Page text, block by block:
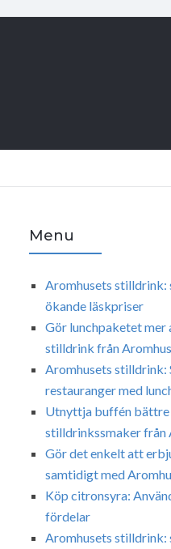
Menu
Aromhusets stilldrink:
ökande läskpriser
Gör lunchpaketet
stilldrink från
Aromhusets stilldrink:
restauranger med
Utnyttja buffén bättre
stilldrinkssmaker från
Gör det enkelt att
samtidigt med
Köp citronsyra:
fördelar
Aromhusets